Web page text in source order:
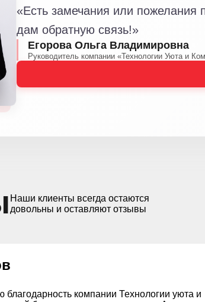
«Есть замечания или пожелания
дам обратную связь!»
Егорова Ольга Владимировна
Руководитель компании «Технологии Уюта и
Наши клиенты всегда остаются
довольны и оставляют отзывы
благодарность компании Технологии уюта и